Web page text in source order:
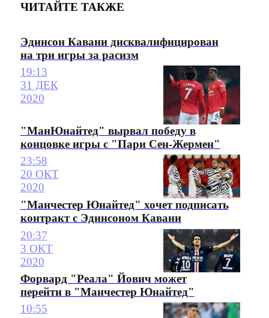
ЧИТАЙТЕ ТАКЖЕ
Эдинсон Кавани дисквалифицирован
на три игры за расизм
19:13
31 ДЕК
2020
"МанЮнайтед" вырвал победу в
концовке игры с "Пари Сен-Жермен"
23:58
20 ОКТ
2020
"Манчестер Юнайтед" хочет подписать
контракт с Эдинсоном Кавани
20:37
3 ОКТ
2020
Форвард "Реала" Йович может
перейти в "Манчестер Юнайтед"
10:55